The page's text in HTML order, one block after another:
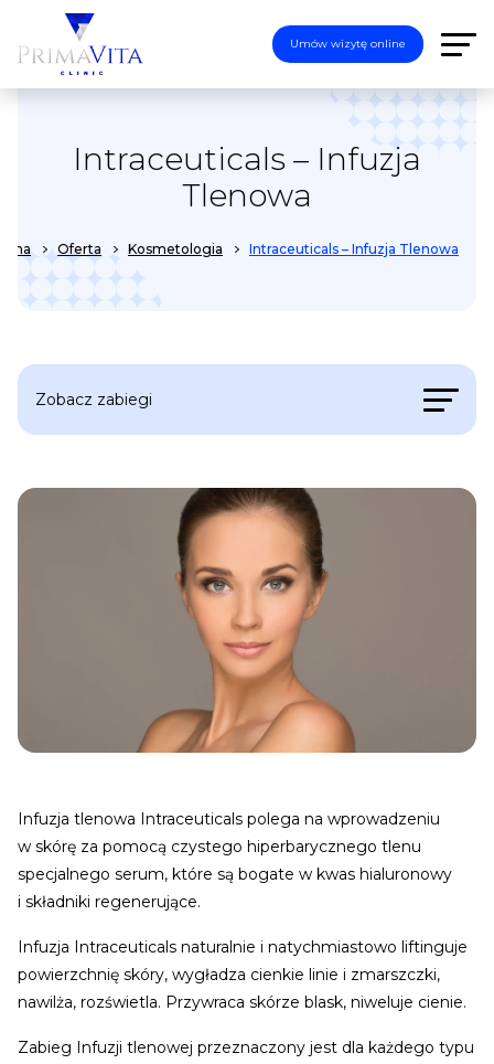
Umów wizytę online
Intraceuticals – Infuzja
Tlenowa
Oferta Kosmetologia Intraceuticals – Infuzja Tlenowa
Zobacz zabiegi
Infuzja tlenowa Intraceuticals polega na wprowadzeniu
w skórę za pomocą czystego hiperbarycznego tlenu
specjalnego serum, które są bogate w kwas hialuronowy
i składniki regenerujące.
Infuzja Intraceuticals naturalnie i natychmiastowo liftinguje
powierzchnię skóry, wygładza cienkie linie i zmarszczki,
nawilża, rozświetla. Przywraca skórze blask, niweluje cienie.
Zabieg Infuzji tlenowej przeznaczony jest dla każdego typu